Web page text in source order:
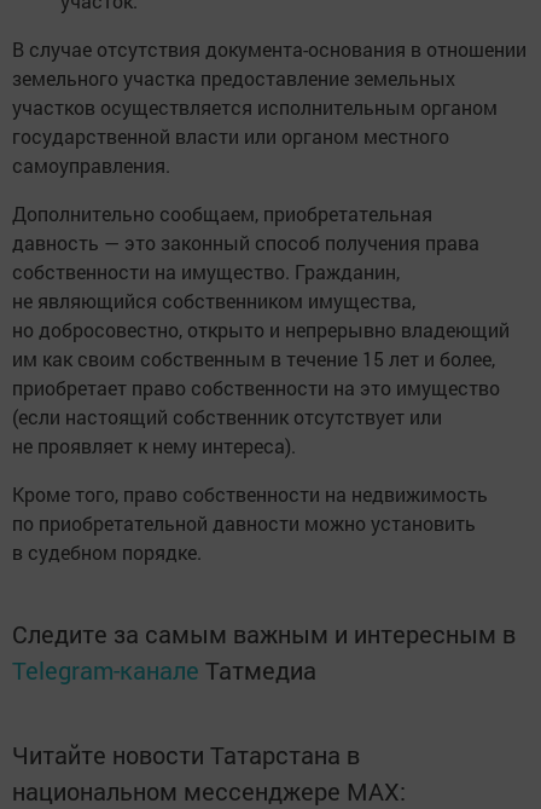
В случае отсутствия документа-основания в отношении
земельного участка предоставление земельных
участков осуществляется исполнительным органом
государственной власти или органом местного
самоуправления.
Дополнительно сообщаем, приобретательная
давность — это законный способ получения права
собственности на имущество. Гражданин,
не являющийся собственником имущества,
но добросовестно, открыто и непрерывно владеющий
им как своим собственным в течение 15 лет и более,
приобретает право собственности на это имущество
(если настоящий собственник отсутствует или
не проявляет к нему интереса).
Кроме того, право собственности на недвижимость
по приобретательной давности можно установить
в судебном порядке.
Следите за самым важным и интересным в
Telegram-канале Татмедиа
Читайте новости Татарстана в
национальном мессенджере MАХ: